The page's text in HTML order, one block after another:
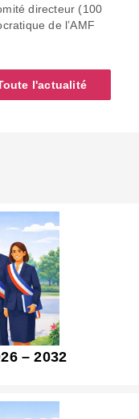
directeur (100
de l’AMF
l'actualité
– 2032